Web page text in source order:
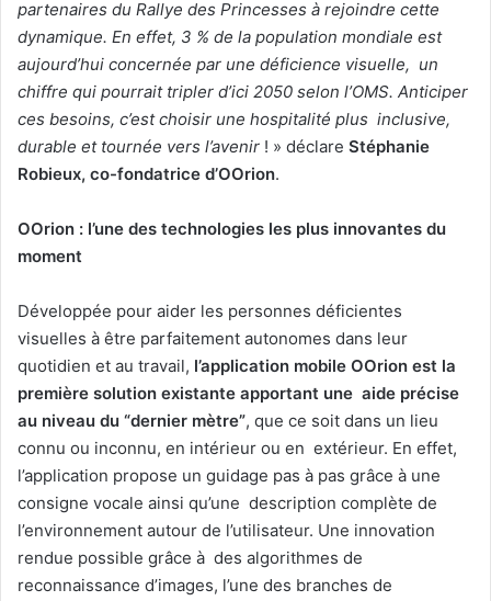
partenaires du Rallye des Princesses à rejoindre cette
dynamique. En effet, 3 % de la population mondiale est
aujourd’hui concernée par une déficience visuelle, un
chiffre qui pourrait tripler d’ici 2050 selon l’OMS. Anticiper
ces besoins, c’est choisir une hospitalité plus inclusive,
durable et tournée vers l’avenir ! » déclare Stéphanie
Robieux, co-fondatrice d’OOrion.
OOrion : l’une des technologies les plus innovantes du
moment
Développée pour aider les personnes déficientes
visuelles à être parfaitement autonomes dans leur
quotidien et au travail, l’application mobile OOrion est la
première solution existante apportant une aide précise
au niveau du “dernier mètre”, que ce soit dans un lieu
connu ou inconnu, en intérieur ou en extérieur. En effet,
l’application propose un guidage pas à pas grâce à une
consigne vocale ainsi qu’une description complète de
l’environnement autour de l’utilisateur. Une innovation
rendue possible grâce à des algorithmes de
reconnaissance d’images, l’une des branches de